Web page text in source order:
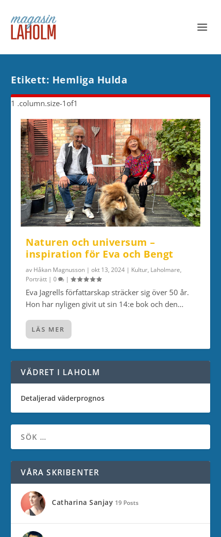
Etikett: Hemliga Hulda
Naturen och universum –
inspiration för Eva och Bengt
av Håkan Magnusson |okt 13, 2024 | Kultur, Laholmare,
Porträtt |0 |
Eva Jagrells författarskap sträcker sig över 50 år.
Hon har nyligen givit ut sin 14:e bok och den...
LÄS MER
VÄDRET I LAHOLM
Detaljerad väderprognos
VÅRA SKRIBENTER
Catharina Sanjay 19 Posts